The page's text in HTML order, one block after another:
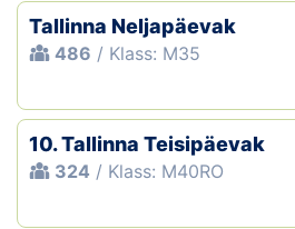
Tallinna Neljapäevak
486 / Klass: M35
10. Tallinna Teisipäevak
324 / Klass: M40RO